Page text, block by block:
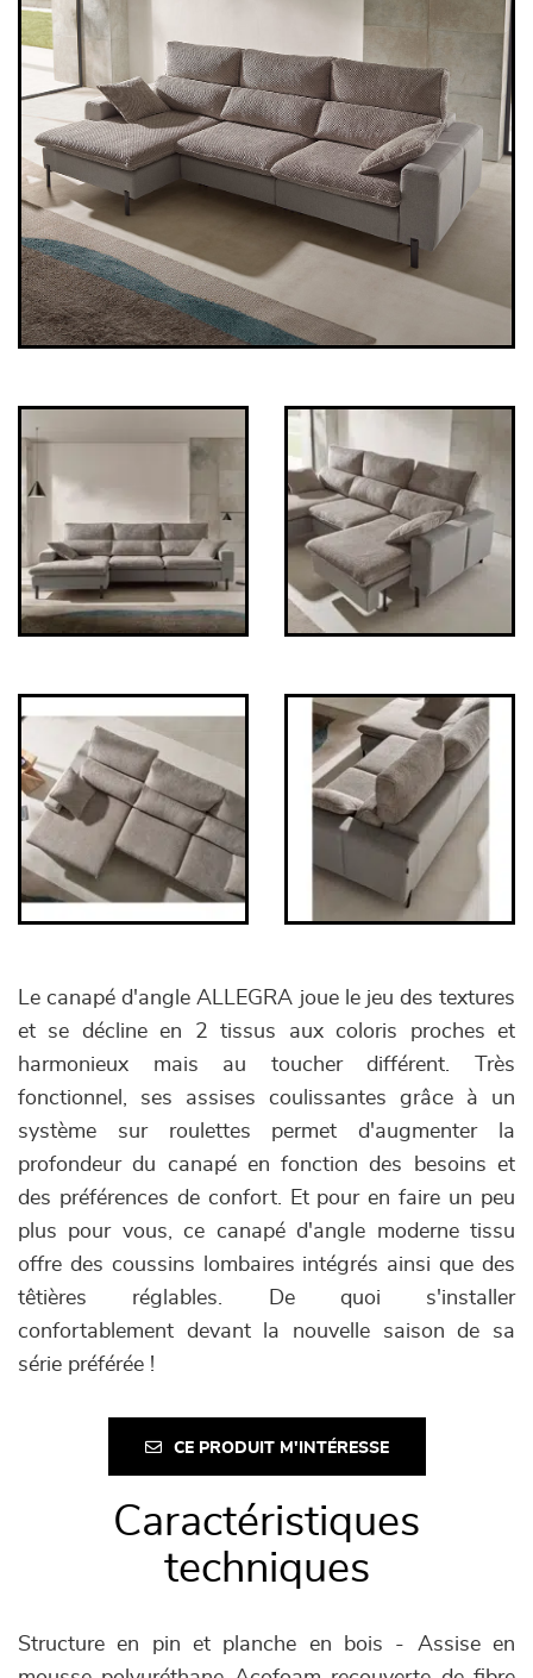
Le canapé d'angle ALLEGRA joue le jeu des textures
et se décline en 2 tissus aux coloris proches et
harmonieux mais au toucher différent. Très
fonctionnel, ses assises coulissantes grâce à un
système sur roulettes permet d'augmenter la
profondeur du canapé en fonction des besoins et
des préférences de confort. Et pour en faire un peu
plus pour vous, ce canapé d'angle moderne tissu
offre des coussins lombaires intégrés ainsi que des
têtières réglables. De quoi s'installer
confortablement devant la nouvelle saison de sa
série préférée !
CE PRODUIT M'INTÉRESSE
Caractéristiques
techniques
Structure en pin et planche en bois - Assise en